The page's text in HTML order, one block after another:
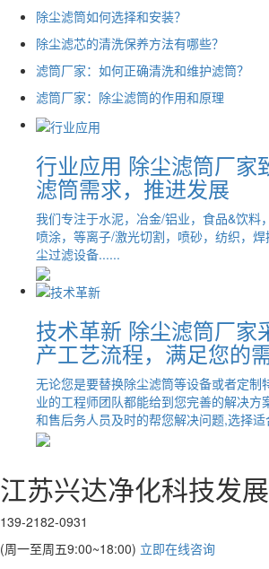
除尘滤筒如何选择和安装？
除尘滤芯的清洗保养方法有哪些？
滤筒厂家：如何正确清洗和维护滤筒？
滤筒厂家：除尘滤筒的作用和原理
行业应用 除尘滤筒厂家
滤筒需求，推进发展
我们专注于水泥，冶金/铝业，食品&饮料
喷涂，等离子/激光切割，喷砂，纺织，
尘过滤设备......
技术革新 除尘滤筒厂家
产工艺流程，满足您的
无论您是要替换除尘滤筒等设备或者定制
业的工程师团队都能给到您完善的解决方
和售后务人员及时的帮您解决问题,选择适
江苏兴达净化科技发
139-2182-0931
(周一至周五9:00~18:00) 立即在线咨询